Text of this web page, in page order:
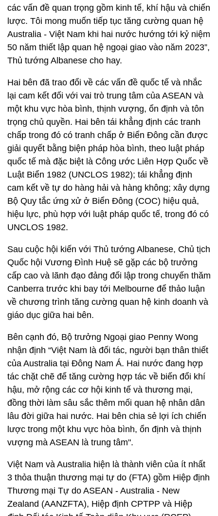
các vấn đề quan trọng gồm kinh tế, khí hậu và chiến
lược. Tôi mong muốn tiếp tục tăng cường quan hệ
Australia - Việt Nam khi hai nước hướng tới kỷ niệm
50 năm thiết lập quan hệ ngoại giao vào năm 2023”,
Thủ tướng Albanese cho hay.
Hai bên đã trao đổi về các vấn đề quốc tế và nhắc
lại cam kết đối với vai trò trung tâm của ASEAN và
một khu vực hòa bình, thịnh vượng, ổn định và tôn
trọng chủ quyền. Hai bên tái khẳng định các tranh
chấp trong đó có tranh chấp ở Biển Đông cần được
giải quyết bằng biện pháp hòa bình, theo luật pháp
quốc tế mà đặc biệt là Công ước Liên Hợp Quốc về
Luật Biển 1982 (UNCLOS 1982); tái khẳng định
cam kết về tự do hàng hải và hàng không; xây dựng
Bộ Quy tắc ứng xử ở Biển Đông (COC) hiệu quả,
hiệu lực, phù hợp với luật pháp quốc tế, trong đó có
UNCLOS 1982.
Sau cuộc hội kiến với Thủ tướng Albanese, Chủ tịch
Quốc hội Vương Đình Huệ sẽ gặp các bộ trưởng
cấp cao và lãnh đạo đảng đối lập trong chuyến thăm
Canberra trước khi bay tới Melbourne để thảo luận
về chương trình tăng cường quan hệ kinh doanh và
giáo dục giữa hai bên.
Bên cạnh đó, Bộ trưởng Ngoại giao Penny Wong
nhận định “Việt Nam là đối tác, người bạn thân thiết
của Australia tại Đông Nam Á. Hai nước đang hợp
tác chặt chẽ để tăng cường hợp tác về biến đổi khí
hậu, mở rộng các cơ hội kinh tế và thương mại,
đồng thời làm sâu sắc thêm mối quan hệ nhân dân
lâu đời giữa hai nước. Hai bên chia sẻ lợi ích chiến
lược trong một khu vực hòa bình, ổn định và thịnh
vượng mà ASEAN là trung tâm".
Việt Nam và Australia hiện là thành viên của ít nhất
3 thỏa thuận thương mại tự do (FTA) gồm Hiệp định
Thương mại Tự do ASEAN - Australia - New
Zealand (AANZFTA), Hiệp định CPTPP và Hiệp